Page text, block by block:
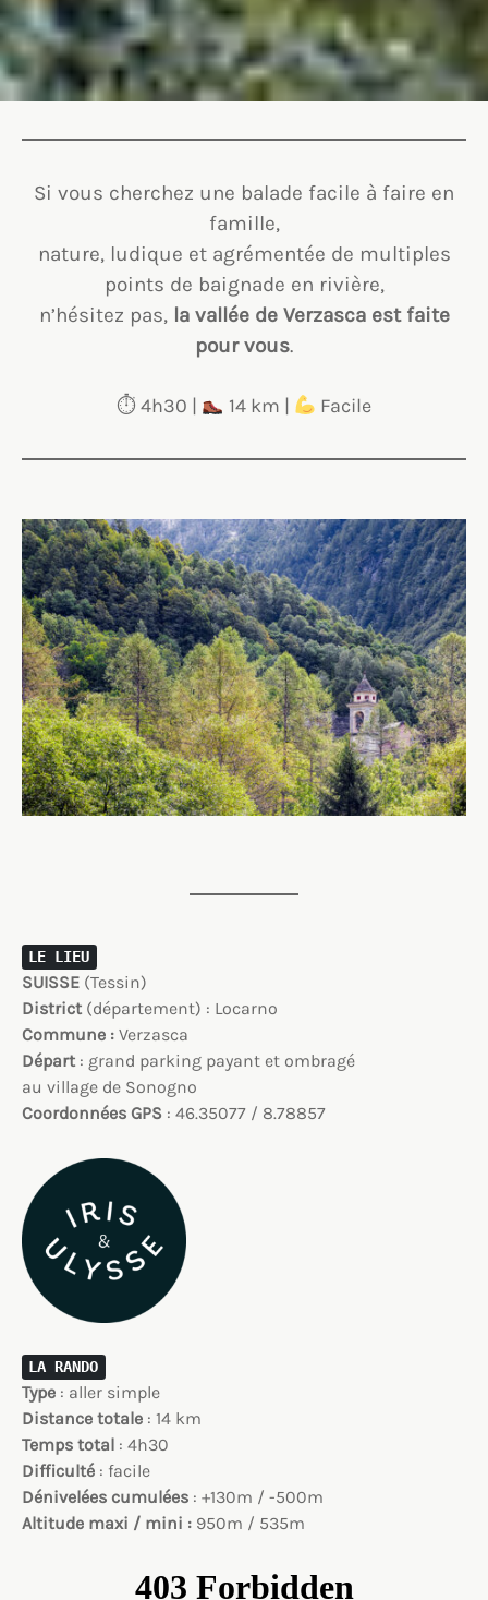
Si vous cherchez une balade facile à faire en
famille,
nature, ludique et agrémentée de multiples
points de baignade en rivière,
n’hésitez pas, la vallée de Verzasca est faite
pour vous.
⏱ 4h30 | 14 km | Facile
LE LIEU
SUISSE (Tessin)
District (département) : Locarno
Commune : Verzasca
Départ: grand parking payant et ombragé
au village de Sonogno
Coordonnées GPS : 46.35077 / 8.78857
LA RANDO
Type : aller simple
Distance totale : 14 km
Temps total : 4h30
Difficulté : facile
Dénivelées cumulées : +130m / -500m
Altitude maxi / mini : 950m / 535m